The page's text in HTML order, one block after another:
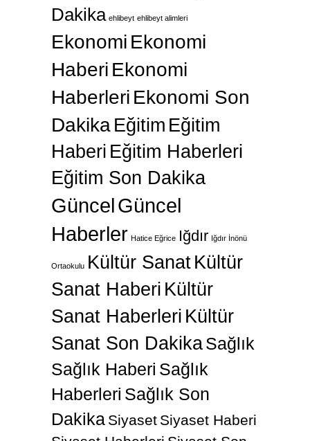
Dakika ehlibeyt ehlibeyt alimleri
Ekonomi Ekonomi
Haberi Ekonomi
Haberleri Ekonomi Son
Dakika Eğitim Eğitim
Haberi Eğitim Haberleri
Eğitim Son Dakika
GüncelGüncel
Haberler Hatice Eğrice Iğdır Iğdır İnönü
Ortaokulu Kültür SanatKültür
Sanat Haberi Kültür
Sanat Haberleri Kültür
Sanat Son DakikaSağlık
Sağlık Haberi Sağlık
Haberleri Sağlık Son
Dakika Siyaset Siyaset Haberi